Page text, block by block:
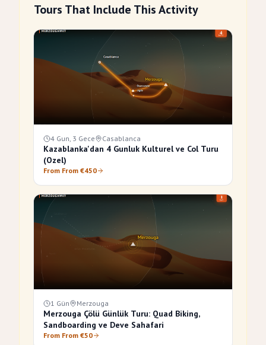
Tours That Include This Activity
4 Gun, 3 Gece Casablanca
Kazablanka'dan 4 Gunluk Kulturel ve Col Turu
(Ozel)
From From €450
1 Gün Merzouga
Merzouga Çölü Günlük Turu: Quad Biking,
Sandboarding ve Deve Sahafari
From From €50